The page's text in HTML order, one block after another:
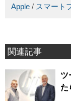
Apple / スマート
関連記事
ツ
た